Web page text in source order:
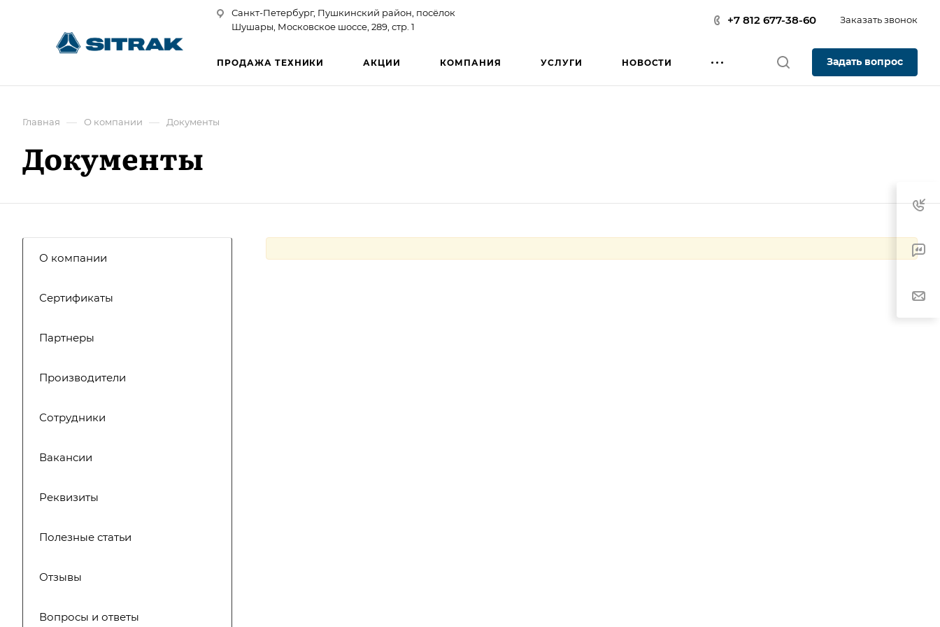
Санкт-Петербург, Пушкинский район, посёлок
Шушары, Московское шоссе, 289, стр. 1
+7 812 677-38-60 Заказать звонок
ПРОДАЖА ТЕХНИКИ АКЦИИ КОМПАНИЯ УСЛУГИ НОВОСТИ Задать вопрос
Главная — О компании — Документы
Документы
О компании
Сертификаты
Партнеры
Производители
Сотрудники
Вакансии
Реквизиты
Полезные статьи
Отзывы
Вопросы и ответы